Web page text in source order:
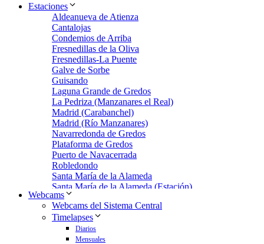
Estaciones
Aldeanueva de Atienza
Cantalojas
Condemios de Arriba
Fresnedillas de la Oliva
Fresnedillas-La Puente
Galve de Sorbe
Guisando
Laguna Grande de Gredos
La Pedriza (Manzanares el Real)
Madrid (Carabanchel)
Madrid (Río Manzanares)
Navarredonda de Gredos
Plataforma de Gredos
Puerto de Navacerrada
Robledondo
Santa María de la Alameda
Santa María de la Alameda (Estación)
Zarzalejo
Zarzalejo Estación
Zarzalejo-Machotas
Webcams
Webcams del Sistema Central
Timelapses
Diarios
Mensuales